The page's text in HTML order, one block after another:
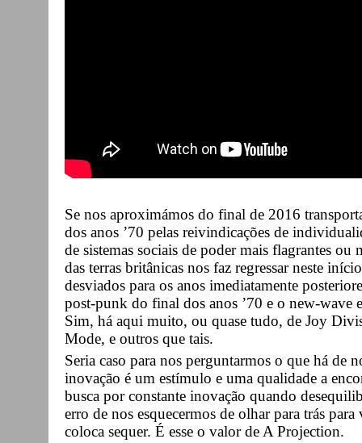
Se nos aproximámos do final de 2016
dos anos ’70 pelas reivindicações de
de sistemas sociais de poder mais flagrantes ou
das terras britânicas nos faz regressar neste
desviados para os anos imediatamente
post-punk do final dos anos ’70 e o new-wave
Sim, há aqui muito, ou quase tudo, de Joy
Mode, e outros que tais.
Seria caso para nos perguntarmos o que há de
inovação é um estímulo e uma qualidade a
busca por constante inovação quando
erro de nos esquecermos de olhar para trás
coloca sequer. É esse o valor de A Projection.